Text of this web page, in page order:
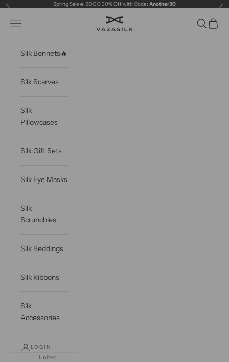
Skip to content
Previous Spring Sale🔥 BOGO 30% Off with Code: Another30
VAZASILK
Open navigation menu OpenOpen
Silk Bonnets🔥
Silk Scarves
Silk
Pillowcases
Silk Gift Sets
Silk Eye Masks
Silk
Scrunchies
Silk Beddings
Silk Ribbons
Silk
Accessories
LOGIN
United